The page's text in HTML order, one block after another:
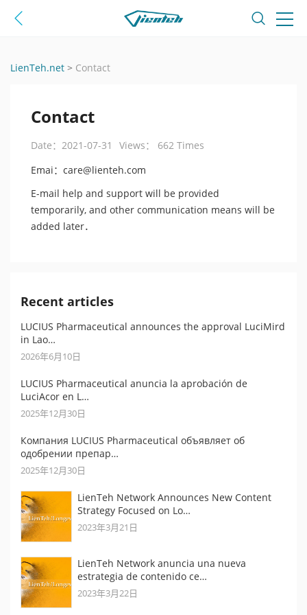
LienTeh.net > Contact
Contact
Date：2021-07-31
Views： 662 Times
Emai：care@lienteh.com
E-mail help and support will be provided
temporarily, and other communication means will be
added later．
Recent articles
LUCIUS Pharmaceutical announces the approval LuciMird
in Lao…
2026年6月10日
LUCIUS Pharmaceutical anuncia la aprobación de
LuciAcor en L…
2025年12月30日
Компания LUCIUS Pharmaceutical объявляет об
одобрении препар…
2025年12月30日
LienTeh Network Announces New Content
Strategy Focused on Lo…
2023年3月21日
LienTeh Network anuncia una nueva
estrategia de contenido ce…
2023年3月22日